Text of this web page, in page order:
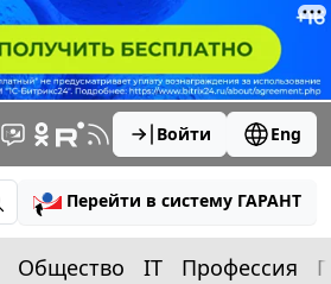
Войти Eng
Перейти в систему ГАРАНТ
Общество IT Профессия